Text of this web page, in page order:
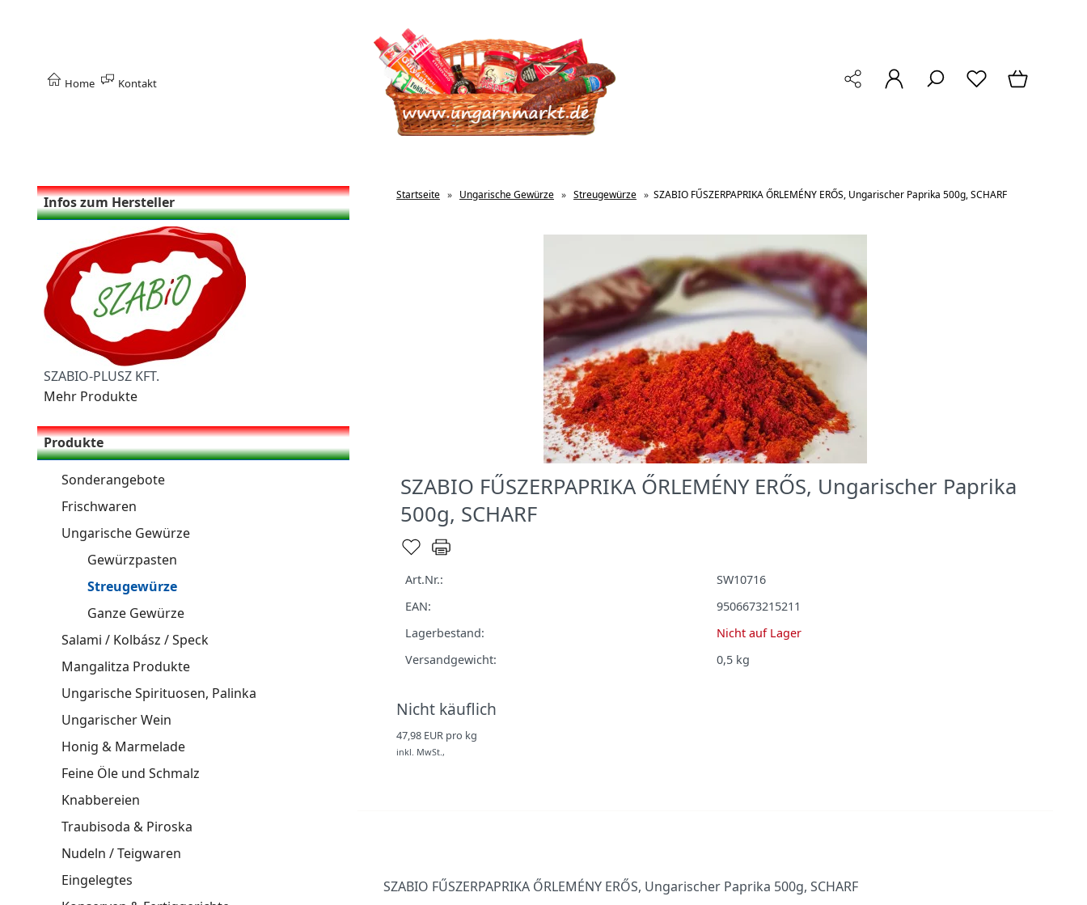
Home Kontakt
Infos zum Hersteller
SZABIO-PLUSZ KFT.
Mehr Produkte
Produkte
Sonderangebote
Frischwaren
Ungarische Gewürze
Gewürzpasten
Streugewürze
Ganze Gewürze
Salami / Kolbász / Speck
Mangalitza Produkte
Ungarische Spirituosen, Palinka
Ungarischer Wein
Honig & Marmelade
Feine Öle und Schmalz
Knabbereien
Traubisoda & Piroska
Nudeln / Teigwaren
Eingelegtes
Startseite » Ungarische Gewürze » Streugewürze » SZABIO FŰSZERPAPRIKA ŐRLEMÉNY ERŐS, Ungarischer Paprika 500g, SCHARF
SZABIO FŰSZERPAPRIKA ŐRLEMÉNY ERŐS, Ungarischer Paprika
500g, SCHARF
Art.Nr.:
SW10716
EAN:
9506673215211
Lagerbestand:
Nicht auf Lager
Versandgewicht:
0,5 kg
Nicht käuflich
47,98 EUR pro kg
inkl. MwSt.,
SZABIO FŰSZERPAPRIKA ŐRLEMÉNY ERŐS, Ungarischer Paprika 500g, SCHARF